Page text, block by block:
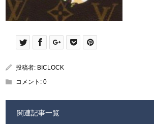
投稿者: BICLOCK
コメント:0
関連記事一覧